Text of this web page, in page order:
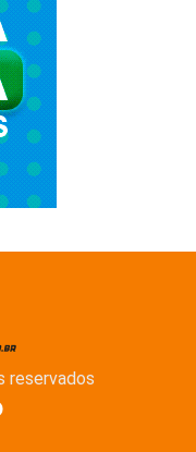
reservados